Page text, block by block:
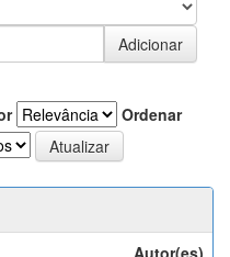
Ordenar
Autor(es)